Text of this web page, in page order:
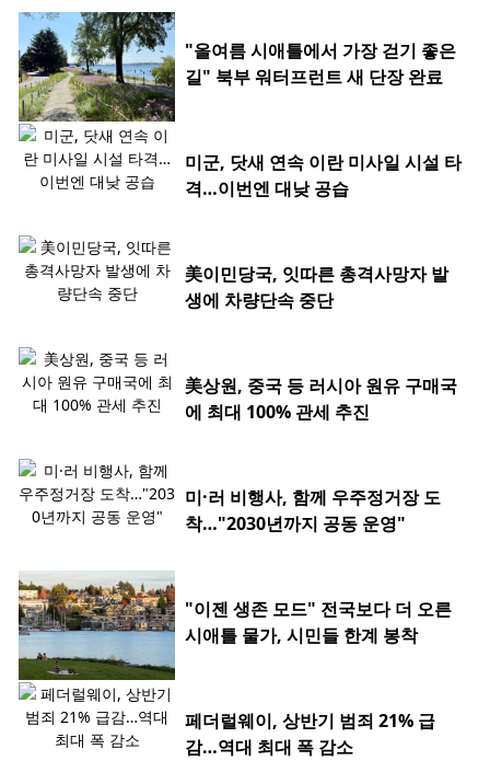
"올여름 시애틀에서 가장 걷기 좋은
길" 북부 워터프런트 새 단장 완료
미군, 닷새 연속 이란 미사일 시설 타
격…이번엔 대낮 공습
美이민당국, 잇따른 총격사망자 발
생에 차량단속 중단
美상원, 중국 등 러시아 원유 구매국
에 최대 100% 관세 추진
미·러 비행사, 함께 우주정거장 도
착…"2030년까지 공동 운영"
"이젠 생존 모드" 전국보다 더 오른
시애틀 물가, 시민들 한계 봉착
페더럴웨이, 상반기 범죄 21% 급
감…역대 최대 폭 감소